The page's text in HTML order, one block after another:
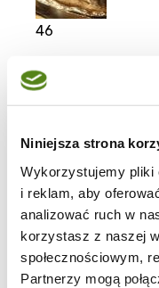
Niniejsza strona
Wykorzystujemy pliki
i reklam, aby
analizować ruch w
korzystasz z naszej
społecznościowym,
Partnerzy mogą
46
Moje ulubione
10